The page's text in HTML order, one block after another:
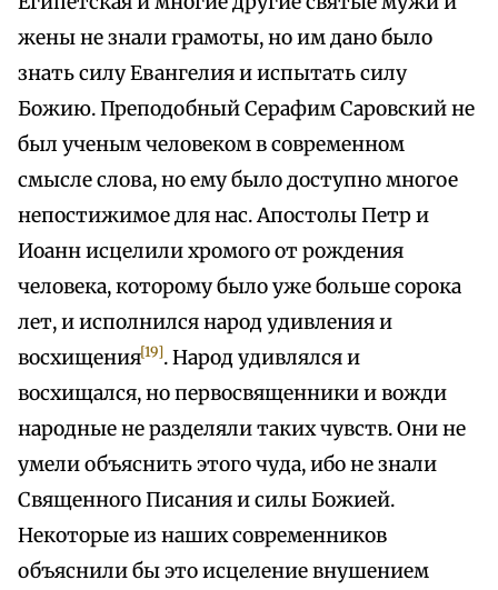
жены не знали грамоты, но им дано было
знать силу Евангелия и испытать силу
Божию. Преподобный Серафим Саровский не
был ученым человеком в современном
смысле слова, но ему было доступно многое
непостижимое для нас. Апостолы Петр и
Иоанн исцелили хромого от рождения
человека, которому было уже больше сорока
лет, и исполнился народ удивления и
восхищения[19]. Народ удивлялся и
восхищался, но первосвященники и вожди
народные не разделяли таких чувств. Они не
умели объяснить этого чуда, ибо не знали
Священного Писания и силы Божией.
Некоторые из наших современников
объяснили бы это исцеление внушением